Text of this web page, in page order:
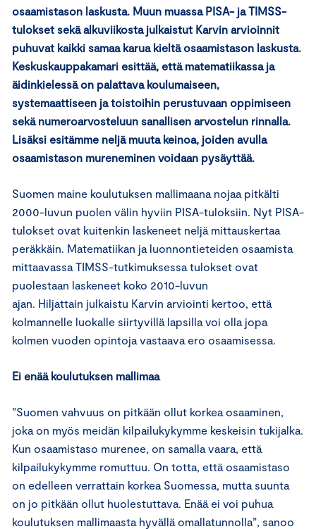
osaamistason laskusta. Muun muassa PISA- ja TIMSS-
tulokset sekä alkuviikosta julkaistut Karvin arvioinnit
puhuvat kaikki samaa karua kieltä osaamistason laskusta.
Keskuskauppakamari esittää, että matematiikassa ja
äidinkielessä on palattava koulumaiseen,
systemaattiseen ja toistoihin perustuvaan oppimiseen
sekä numeroarvosteluun sanallisen arvostelun rinnalla.
Lisäksi esitämme neljä muuta keinoa, joiden avulla
osaamistason mureneminen voidaan pysäyttää.
Suomen maine koulutuksen mallimaana nojaa pitkälti
2000-luvun puolen välin hyviin PISA-tuloksiin. Nyt PISA-
tulokset ovat kuitenkin laskeneet neljä mittauskertaa
peräkkäin. Matematiikan ja luonnontieteiden osaamista
mittaavassa TIMSS-tutkimuksessa tulokset ovat
puolestaan laskeneet koko 2010-luvun
ajan. Hiljattain julkaistu Karvin arviointi kertoo, että
kolmannelle luokalle siirtyvillä lapsilla voi olla jopa
kolmen vuoden opintoja vastaava ero osaamisessa.
Ei enää koulutuksen mallimaa
”Suomen vahvuus on pitkään ollut korkea osaaminen,
joka on myös meidän kilpailukykymme keskeisin tukijalka.
Kun osaamistaso murenee, on samalla vaara, että
kilpailukykymme romuttuu. On totta, että osaamistaso
on edelleen verrattain korkea Suomessa, mutta suunta
on jo pitkään ollut huolestuttava. Enää ei voi puhua
koulutuksen mallimaasta hyvällä omallatunnolla”, sanoo